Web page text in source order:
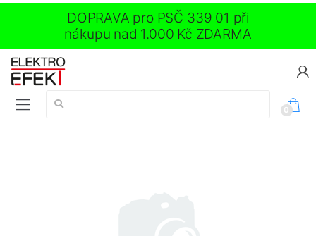
DOPRAVA pro PSČ 339 01 při
nákupu nad 1.000 Kč ZDARMA
Vyhledávání:
0